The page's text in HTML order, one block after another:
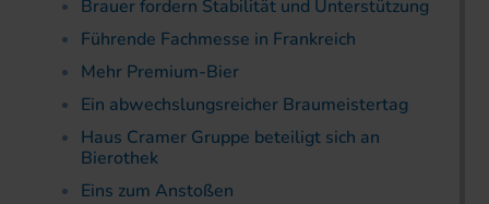
Brauer fordern Stabilität und Unterstützung
Führende Fachmesse in Frankreich
Mehr Premium-Bier
Ein abwechslungsreicher Braumeistertag
Haus Cramer Gruppe beteiligt sich an
Bierothek
Eins zum Anstoßen